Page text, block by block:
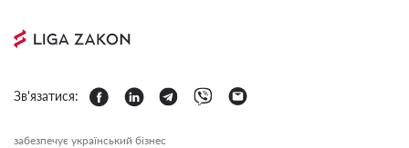
Зв'язатися:
забезпечує український бізнес